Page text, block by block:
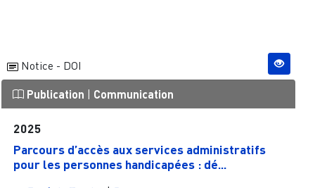
Notice - DOI
Publication Communication
2025
Parcours d’accès aux services administratifs
pour les personnes handicapées : dé...